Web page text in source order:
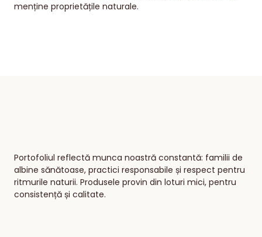
menține proprietățile naturale.
Portofoliul reflectă munca noastră constantă: familii de
albine sănătoase, practici responsabile și respect pentru
ritmurile naturii. Produsele provin din loturi mici, pentru
consistență și calitate.